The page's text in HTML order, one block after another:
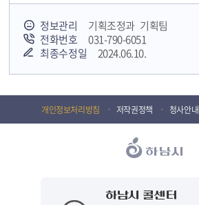
정보관리
기획조정과 기획팀
전화번호
031-790-6051
최종수정일
2024.06.10.
개인정보처리방침 저작권정책 청사안내
하남시 콜센터